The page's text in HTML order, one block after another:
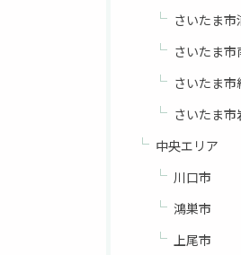
さいたま市
さいたま市
さいたま市
さいたま市
中央エリア
川口市
鴻巣市
上尾市